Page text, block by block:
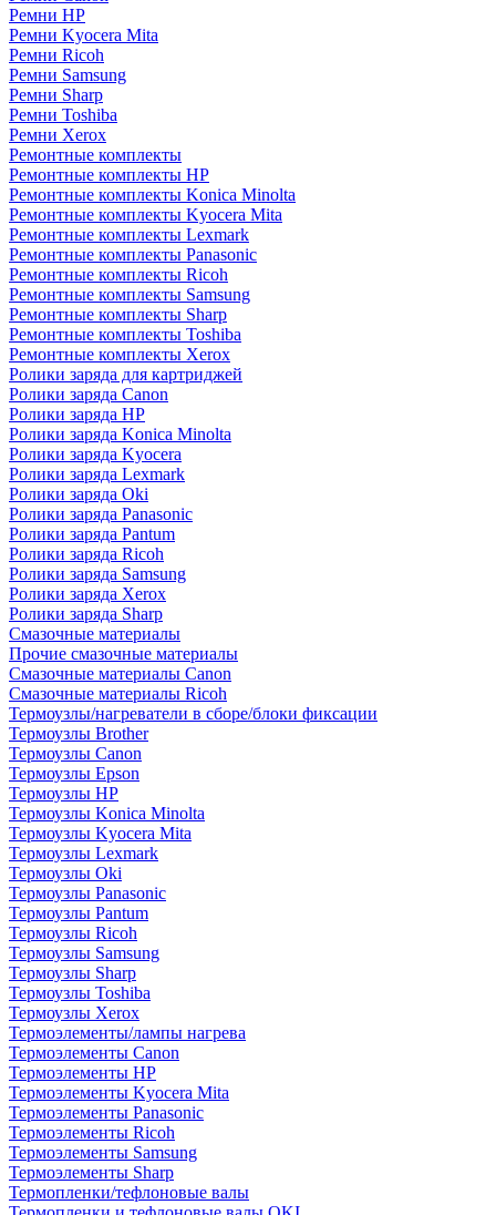
Ремни HP
Ремни Kyocera Mita
Ремни Ricoh
Ремни Samsung
Ремни Sharp
Ремни Toshiba
Ремни Xerox
Ремонтные комплекты
Ремонтные комплекты HP
Ремонтные комплекты Konica Minolta
Ремонтные комплекты Kyocera Mita
Ремонтные комплекты Lexmark
Ремонтные комплекты Panasonic
Ремонтные комплекты Ricoh
Ремонтные комплекты Samsung
Ремонтные комплекты Sharp
Ремонтные комплекты Toshiba
Ремонтные комплекты Xerox
Ролики заряда для картриджей
Ролики заряда Canon
Ролики заряда HP
Ролики заряда Konica Minolta
Ролики заряда Kyocera
Ролики заряда Lexmark
Ролики заряда Oki
Ролики заряда Panasonic
Ролики заряда Pantum
Ролики заряда Ricoh
Ролики заряда Samsung
Ролики заряда Xerox
Ролики заряда Sharp
Смазочные материалы
Прочие смазочные материалы
Смазочные материалы Canon
Смазочные материалы Ricoh
Термоузлы/нагреватели в сборе/блоки фиксации
Термоузлы Brother
Термоузлы Canon
Термоузлы Epson
Термоузлы HP
Термоузлы Konica Minolta
Термоузлы Kyocera Mita
Термоузлы Lexmark
Термоузлы Oki
Термоузлы Panasonic
Термоузлы Pantum
Термоузлы Ricoh
Термоузлы Samsung
Термоузлы Sharp
Термоузлы Toshiba
Термоузлы Xerox
Термоэлементы/лампы нагрева
Термоэлементы Canon
Термоэлементы HP
Термоэлементы Kyocera Mita
Термоэлементы Panasonic
Термоэлементы Ricoh
Термоэлементы Samsung
Термоэлементы Sharp
Термопленки/тефлоновые валы